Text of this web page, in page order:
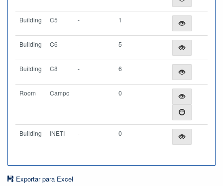
Building C5 - 1
Building C6 - 5
Building C8 - 6
Room Campo 0
Building INETI - 0
Exportar para Excel